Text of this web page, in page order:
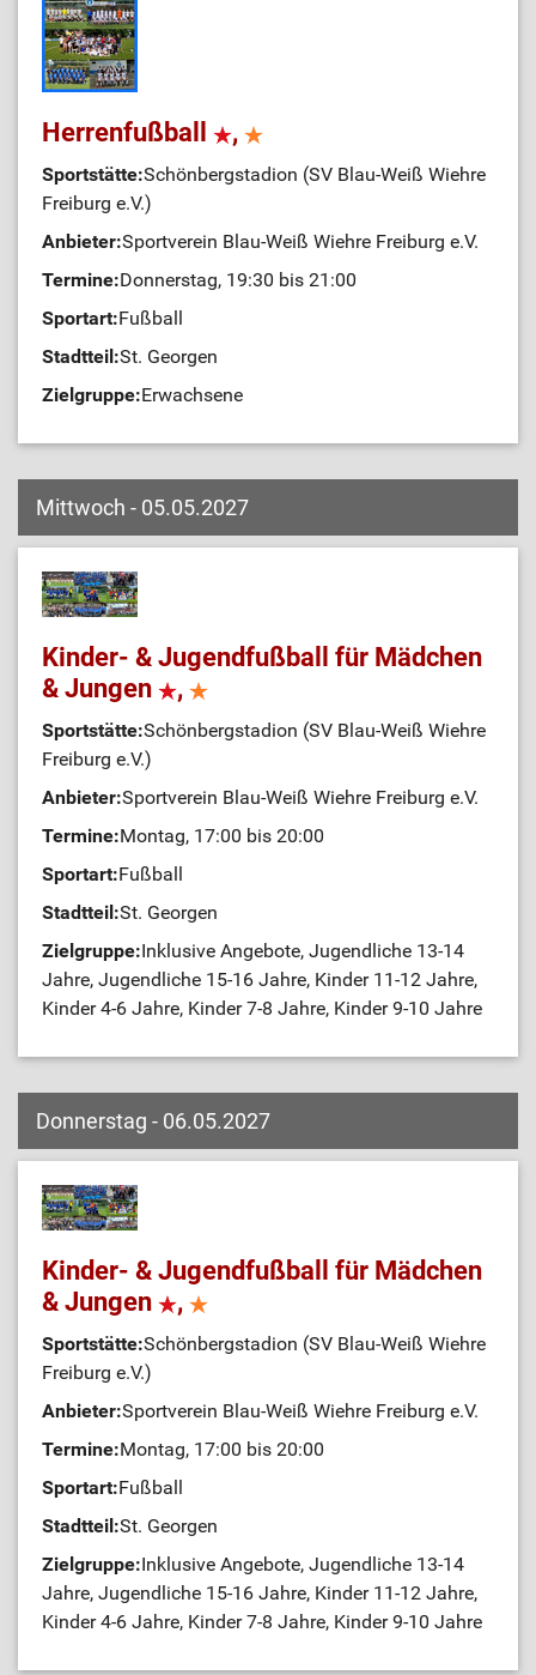
Herrenfußball ,
Sportstätte:Schönbergstadion (SV Blau-Weiß Wiehre
Freiburg e.V.)
Anbieter:Sportverein Blau-Weiß Wiehre Freiburg e.V.
Termine:Donnerstag, 19:30 bis 21:00
Sportart:Fußball
Stadtteil:St. Georgen
Zielgruppe:Erwachsene
Mittwoch - 05.05.2027
Kinder- & Jugendfußball für Mädchen
& Jungen
,
Sportstätte:Schönbergstadion (SV Blau-Weiß Wiehre
Freiburg e.V.)
Anbieter:Sportverein Blau-Weiß Wiehre Freiburg e.V.
Termine:Montag, 17:00 bis 20:00
Sportart:Fußball
Stadtteil:St. Georgen
Zielgruppe:Inklusive Angebote, Jugendliche 13-14
Jahre, Jugendliche 15-16 Jahre, Kinder 11-12 Jahre,
Kinder 4-6 Jahre, Kinder 7-8 Jahre, Kinder 9-10 Jahre
Donnerstag - 06.05.2027
Kinder- & Jugendfußball für Mädchen
& Jungen
,
Sportstätte:Schönbergstadion (SV Blau-Weiß Wiehre
Freiburg e.V.)
Anbieter:Sportverein Blau-Weiß Wiehre Freiburg e.V.
Termine:Montag, 17:00 bis 20:00
Sportart:Fußball
Stadtteil:St. Georgen
Zielgruppe:Inklusive Angebote, Jugendliche 13-14
Jahre, Jugendliche 15-16 Jahre, Kinder 11-12 Jahre,
Kinder 4-6 Jahre, Kinder 7-8 Jahre, Kinder 9-10 Jahre